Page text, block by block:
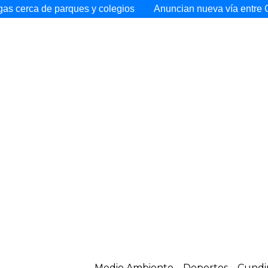
y colegios Anuncian nueva vía entre Cajicá y Toyo